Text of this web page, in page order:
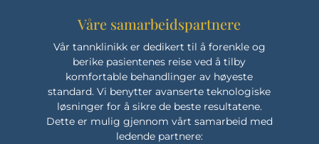
Våre samarbeidspartnere
Vår tannklinikk er dedikert til å forenkle og
berike pasientenes reise ved å tilby
komfortable behandlinger av høyeste
standard. Vi benytter avanserte teknologiske
løsninger for å sikre de beste resultatene.
Dette er mulig gjennom vårt samarbeid med
ledende partnere: